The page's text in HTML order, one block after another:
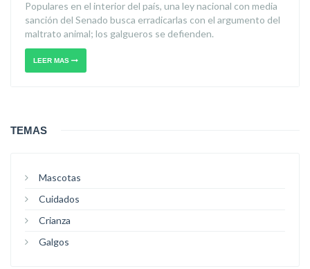
Populares en el interior del país, una ley nacional con media
sanción del Senado busca erradicarlas con el argumento del
maltrato animal; los galgueros se defienden.
LEER MAS
TEMAS
Mascotas
Cuidados
Crianza
Galgos